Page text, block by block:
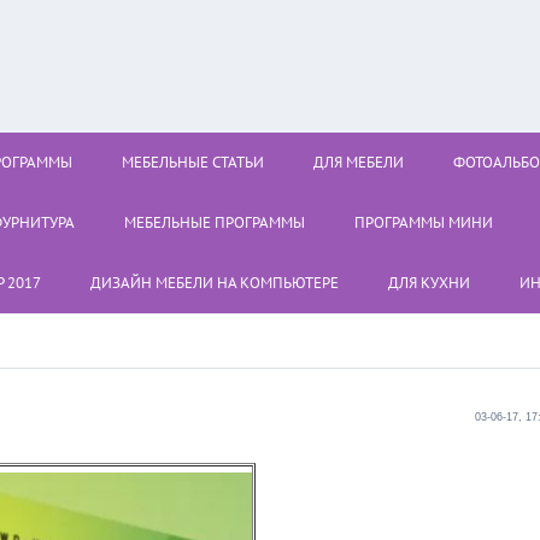
МЕБЕЛЬНЫЕ СТАТЬИ ДЛЯ МЕБЕЛИ
МЕБЕЛЬНЫЕ ПРОГРАММЫ ПРОГРАММЫ МИНИ
2017 ДИЗАЙН МЕБЕЛИ НА КОМПЬЮТЕРЕ ДЛЯ КУХНИ
03-06-17,